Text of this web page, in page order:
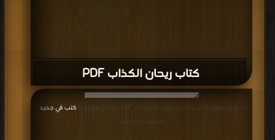
كتاب ريحان الكذاب PDF
قراءة و تحميل كتاب كتاب حكايات الحيوانات PDF مجانا | مكتبة > كتب في جديد
التحميل : مرة/مرات